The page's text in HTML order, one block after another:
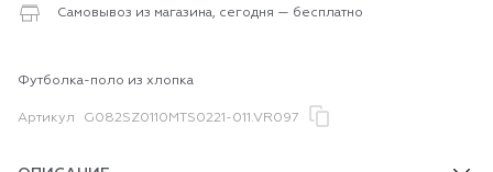
Самовывоз из магазина, сегодня — бесплатно
Футболка-поло из хлопка
Артикул G082SZ0110MTS0221-011.VR097